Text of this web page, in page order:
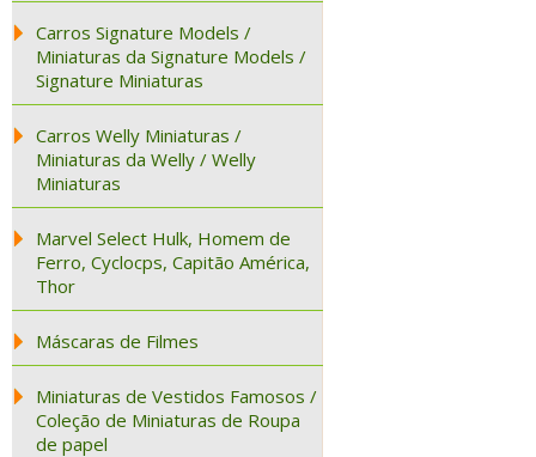
Carros Signature Models /
Miniaturas da Signature Models /
Signature Miniaturas
Carros Welly Miniaturas /
Miniaturas da Welly / Welly
Miniaturas
Marvel Select Hulk, Homem de
Ferro, Cyclocps, Capitão América,
Thor
Máscaras de Filmes
Miniaturas de Vestidos Famosos /
Coleção de Miniaturas de Roupa
de papel